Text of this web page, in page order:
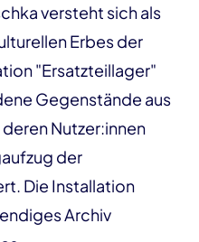
versteht sich als
Erbes der
"Ersatzteillager"
Gegenstände aus
Nutzer:innen
der
Die Installation
Archiv